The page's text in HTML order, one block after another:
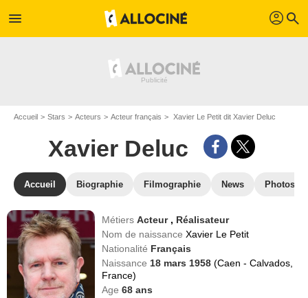
menu profil search
Accueil Stars Acteurs Acteur français Xavier Le Petit dit Xavier Deluc
Xavier Deluc
Accueil Biographie Filmographie News Photos
MétiersActeur , Réalisateur
Nom de naissanceXavier Le Petit
Nationalité Français
Naissance 18 mars 1958(Caen - Calvados,
France)
Age68 ans